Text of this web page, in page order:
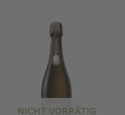
NICHT VORRÄTIG